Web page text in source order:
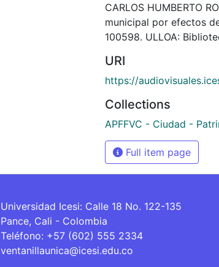
CARLOS HUMBERTO
municipal por efectos
100598. ULLOA:
URI
https://
Collections
APFFVC - Ciudad -
Full item page
Universidad Icesi: Calle 18 No. 122-135
Pance, Cali - Colombia
Teléfono: +57 (602) 555 2334
ventanillaunica@icesi.edu.co